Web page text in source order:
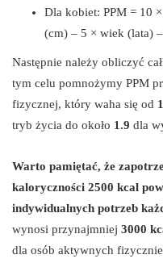
Dla kobiet: PPM = 10
(cm) – 5 × wiek (lata)
Następnie należy obliczyć
tym celu pomnożymy PPM
fizycznej, który waha się od
tryb życia do około 1.9 dla
Warto pamiętać, że
kaloryczności 2500 kcal
indywidualnych potrzeb
wynosi przynajmniej 3000
dla osób aktywnych